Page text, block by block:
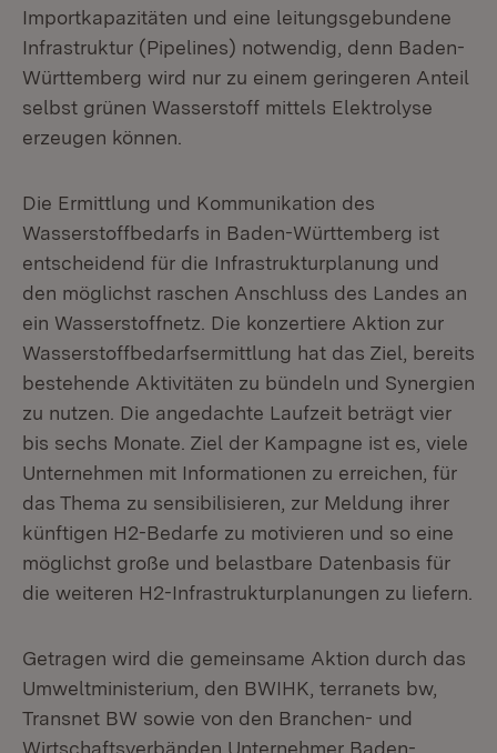
Importkapazitäten und eine leitungsgebundene
Infrastruktur (Pipe­lines) notwendig, denn Baden-
Württemberg wird nur zu einem geringeren Anteil
selbst grünen Wasserstoff mittels Elektrolyse
erzeugen können.
Die Ermittlung und Kommunikation des
Wasserstoffbedarfs in Baden-Württem­berg ist
entscheidend für die Infrastrukturplanung und
den möglichst raschen Anschluss des Landes an
ein Wasserstoffnetz. Die konzertiere Aktion zur
Wasserstoffbedarfsermittlung hat das Ziel, bereits
bestehende Aktivitäten zu bündeln und Synergien
zu nutzen. Die angedachte Laufzeit beträgt vier
bis sechs Monate. Ziel der Kampagne ist es, viele
Unternehmen mit Informationen zu erreichen, für
das Thema zu sensibilisieren, zur Meldung ihrer
künftigen H2-Bedarfe zu motivieren und so eine
möglichst große und belastbare Datenbasis für
die weiteren H2-Infrastrukturplanungen zu liefern.
Getragen wird die gemeinsame Aktion durch das
Umweltministerium, den BWIHK, terranets bw,
Transnet BW sowie von den Branchen- und
Wirtschaftsverbänden Unternehmer Baden-